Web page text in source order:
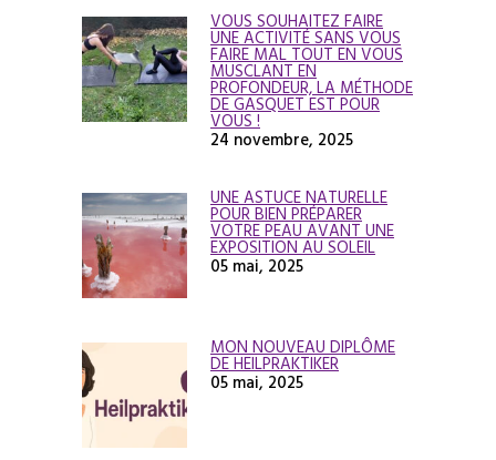
VOUS SOUHAITEZ FAIRE
UNE ACTIVITÉ SANS VOUS
FAIRE MAL TOUT EN VOUS
MUSCLANT EN
PROFONDEUR, LA MÉTHODE
DE GASQUET EST POUR
VOUS !
24 novembre, 2025
UNE ASTUCE NATURELLE
POUR BIEN PRÉPARER
VOTRE PEAU AVANT UNE
EXPOSITION AU SOLEIL
05 mai, 2025
MON NOUVEAU DIPLÔME
DE HEILPRAKTIKER
05 mai, 2025